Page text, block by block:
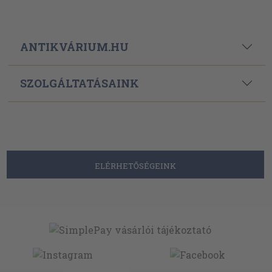
ANTIKVÁRIUM.HU
SZOLGÁLTATÁSAINK
ELÉRHETŐSÉGEINK